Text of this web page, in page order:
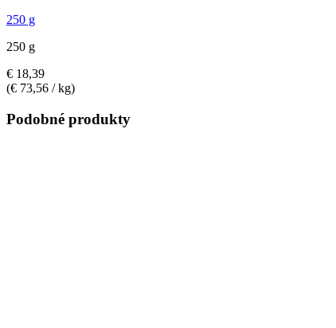
250 g
250 g
€ 18,39
(€ 73,56 / kg)
Podobné produkty